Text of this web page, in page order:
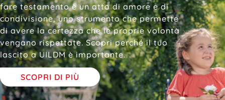
fare testamento è un atto di amore e di
condivisione, uno strumento che permette
di avere la certezza che le proprie volontà
vengano rispettate. Scopri perché il tuo
lascito a UILDM è importante.
SCOPRI DI PIÙ